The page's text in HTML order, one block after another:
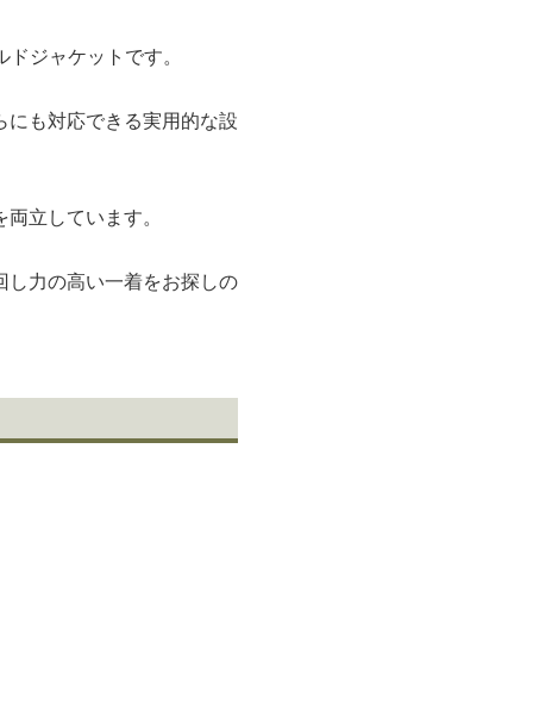
ジャケットです。
も対応できる実用的な設
立しています。
力の高い一着をお探しの